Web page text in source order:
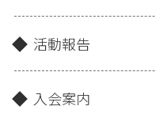
活動報告
入会案内